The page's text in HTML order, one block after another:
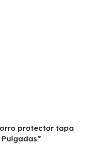
protector tapa